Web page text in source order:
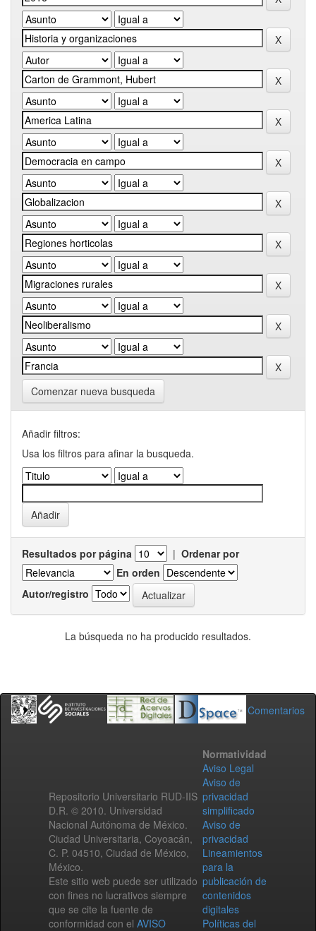
Comenzar nueva busqueda
Añadir filtros:
Usa los filtros para afinar la busqueda.
Resultados por página | Ordenar por
En orden
Autor/registro
La búsqueda no ha producido resultados.
Comentarios
Repositorio Universitario RUD-IIS
D.R. © 2010. Universidad
Nacional Autónoma de México.
Ciudad Universitaria, Coyoacán,
C. P. 04510, Ciudad de México,
México.
Este sitio web puede ser utilizado
con fines no lucrativos siempre
que se cite la fuente de
conformidad con el AVISO
Normatividad
Aviso Legal
Aviso de
privacidad
simplificado
Aviso de
privacidad
Lineamientos
para la
publicación de
contenidos
digitales
Políticas del